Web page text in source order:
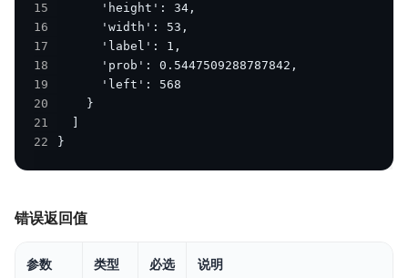
15
16
17
18
19
20
21
22
}
错误返回值
参数 类型 必选 说明